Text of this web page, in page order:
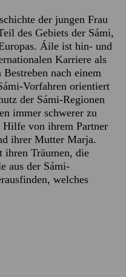
der jungen Frau
des Gebiets der Sámi,
Áile ist hin- und
Karriere als
nach einem
Vorfahren orientiert
der Sámi-Regionen
immer schwerer zu
von ihrem Partner
ihrer Mutter Marja.
ihren Träumen, die
aus der Sámi-
welches